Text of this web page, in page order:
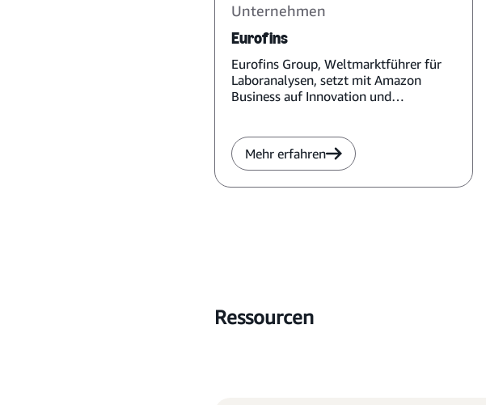
Unternehmen
Eurofins
Eurofins Group, Weltmarktführer für
Laboranalysen, setzt mit Amazon
Business auf Innovation und
Mehr erfahren
Ressourcen